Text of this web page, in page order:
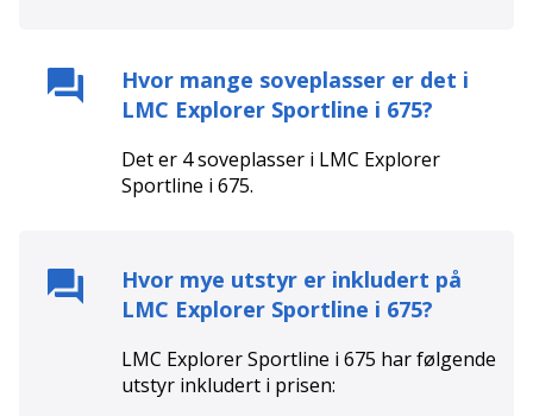
Hvor mange soveplasser er det i
LMC Explorer Sportline i 675?
Det er 4soveplasser i LMC Explorer
Sportline i 675.
Hvor mye utstyr er inkludert på
LMC Explorer Sportline i 675?
LMC Explorer Sportline i 675 har følgende
utstyr inkludert i prisen: